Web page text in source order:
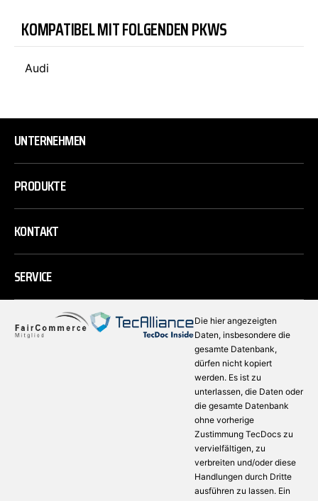
KOMPATIBEL MIT FOLGENDEN PKWS
Audi
UNTERNEHMEN
PRODUKTE
KONTAKT
SERVICE
Die hier angezeigten
Daten, insbesondere die
gesamte Datenbank,
dürfen nicht kopiert
werden. Es ist zu
unterlassen, die Daten oder
die gesamte Datenbank
ohne vorherige
Zustimmung TecDocs zu
vervielfältigen, zu
verbreiten und/oder diese
Handlungen durch Dritte
ausführen zu lassen. Ein